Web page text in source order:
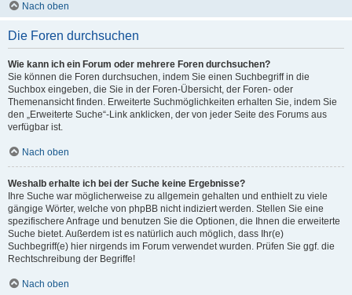
Nach oben
Die Foren durchsuchen
Wie kann ich ein Forum oder mehrere Foren durchsuchen?
Sie können die Foren durchsuchen, indem Sie einen Suchbegriff in die
Suchbox eingeben, die Sie in der Foren-Übersicht, der Foren- oder
Themenansicht finden. Erweiterte Suchmöglichkeiten erhalten Sie, indem Sie
den „Erweiterte Suche“-Link anklicken, der von jeder Seite des Forums aus
verfügbar ist.
Nach oben
Weshalb erhalte ich bei der Suche keine Ergebnisse?
Ihre Suche war möglicherweise zu allgemein gehalten und enthielt zu viele
gängige Wörter, welche von phpBB nicht indiziert werden. Stellen Sie eine
spezifischere Anfrage und benutzen Sie die Optionen, die Ihnen die erweiterte
Suche bietet. Außerdem ist es natürlich auch möglich, dass Ihr(e)
Suchbegriff(e) hier nirgends im Forum verwendet wurden. Prüfen Sie ggf. die
Rechtschreibung der Begriffe!
Nach oben